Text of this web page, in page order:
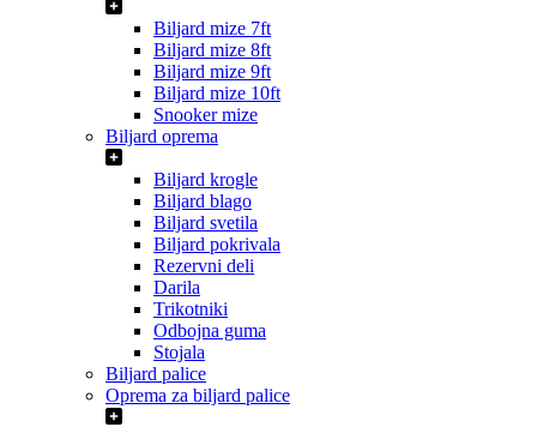
Biljard mize 7ft
Biljard mize 8ft
Biljard mize 9ft
Biljard mize 10ft
Snooker mize
Biljard oprema
Biljard krogle
Biljard blago
Biljard svetila
Biljard pokrivala
Rezervni deli
Darila
Trikotniki
Odbojna guma
Stojala
Biljard palice
Oprema za biljard palice